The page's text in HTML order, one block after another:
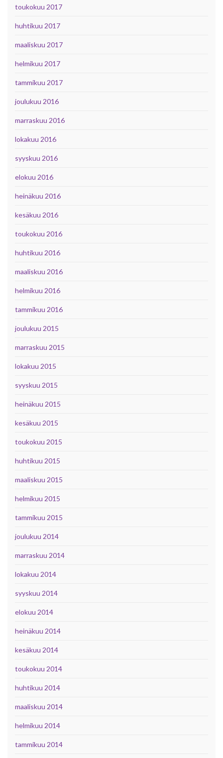
toukokuu 2017
huhtikuu 2017
maaliskuu 2017
helmikuu 2017
tammikuu 2017
joulukuu 2016
marraskuu 2016
lokakuu 2016
syyskuu 2016
elokuu 2016
heinäkuu 2016
kesäkuu 2016
toukokuu 2016
huhtikuu 2016
maaliskuu 2016
helmikuu 2016
tammikuu 2016
joulukuu 2015
marraskuu 2015
lokakuu 2015
syyskuu 2015
heinäkuu 2015
kesäkuu 2015
toukokuu 2015
huhtikuu 2015
maaliskuu 2015
helmikuu 2015
tammikuu 2015
joulukuu 2014
marraskuu 2014
lokakuu 2014
syyskuu 2014
elokuu 2014
heinäkuu 2014
kesäkuu 2014
toukokuu 2014
huhtikuu 2014
maaliskuu 2014
helmikuu 2014
tammikuu 2014